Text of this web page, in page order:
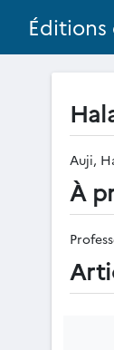
Éditions
Auji,
À